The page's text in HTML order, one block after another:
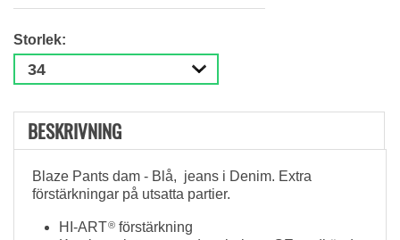
Storlek:
BESKRIVNING
Blaze Pants dam - Blå, jeans i Denim. Extra
förstärkningar på utsatta partier.
HI-ART® förstärkning